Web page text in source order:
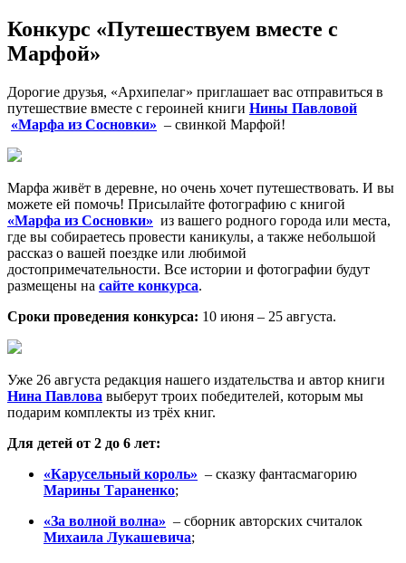
Конкурс «Путешествуем вместе с
Марфой»
Дорогие друзья, «Архипелаг» приглашает вас отправиться в
путешествие вместе с героиней книги Нины Павловой
«Марфа из Сосновки» – свинкой Марфой!
Марфа живёт в деревне, но очень хочет путешествовать. И вы
можете ей помочь! Присылайте фотографию с книгой
«Марфа из Сосновки» из вашего родного города или места,
где вы собираетесь провести каникулы, а также небольшой
рассказ о вашей поездке или любимой
достопримечательности. Все истории и фотографии будут
размещены на сайте конкурса.
Сроки проведения конкурса: 10 июня – 25 августа.
Уже 26 августа редакция нашего издательства и автор книги
Нина Павлова выберут троих победителей, которым мы
подарим комплекты из трёх книг.
Для детей от 2 до 6 лет:
«Карусельный король» – сказку фантасмагорию
Марины Тараненко;
«За волной волна» – сборник авторских считалок
Михаила Лукашевича;